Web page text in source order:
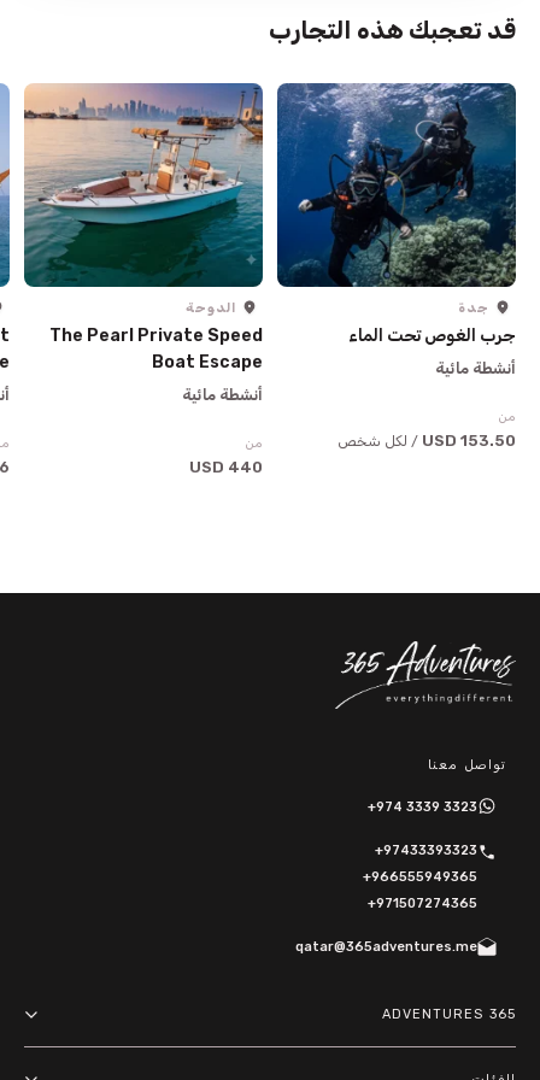
قد تعجبك هذه التجارب
جدة
جرب الغوص تحت الماء
أنشطة مائية
من
153.50 USD / لكل شخص
الدوحة
The Pearl Private Speed
Boat Escape
أنشطة مائية
من
440 USD
تواصل معنا
+974 3339 3323
+97433393323
+966555949365
+971507274365
qatar@365adventures.me
365 ADVENTURES